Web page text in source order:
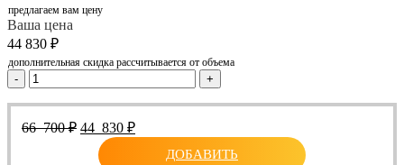
предлагаем вам цену
Ваша цена
44 830 ₽
дополнительная скидка рассчитывается от объема
- +
66 700₽ Первоначальная
цена
составляла
44 830 ₽Текущая
цена:
ДОБАВИТЬ